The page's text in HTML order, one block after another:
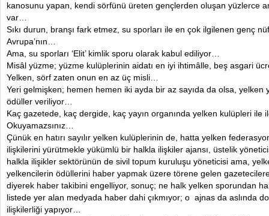
kanosunu yapan, kendi sörfünü üreten gençlerden oluşan yüzlerce
var…
Sıkı durun, branşı fark etmez, su sporları ile en çok ilgilenen genç
Avrupa’nın…
Ama, su sporları ‘Elit’ kimlik sporu olarak kabul ediliyor…
Misâl yüzme; yüzme kulüplerinin aidatı en iyi ihtimâlle, beş asgari
Yelken, sörf zaten onun en az üç misli…
Yeri gelmişken; hemen hemen iki ayda bir az sayıda da olsa, yelken
ödüller veriliyor…
Kaç gazetede, kaç dergide, kaç yayın organında yelken kulüpleri
Okuyamazsınız…
Çünük en hatırı sayılır yelken kulüplerinin de, hatta yelken
ilişkilerini yürütmekle yükümlü bir halkla ilişkiler ajansı, üstelik
halkla ilişikler sektörünün de sivil topum kuruluşu yöneticisi ama,
yelkencilerin ödüllerini haber yapmak üzere törene gelen
diyerek haber takibini engelliyor, sonuç; ne halk yelken sporundan
listede yer alan medyada haber dahi çıkmıyor; o ajnas da aslında
ilişkilerliği yapıyor…